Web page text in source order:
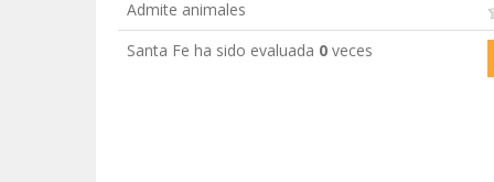
Admite animales
Santa Fe ha sido evaluada 0 veces